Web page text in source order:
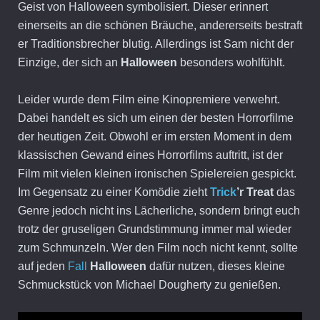
Geist von Halloween symbolisiert. Dieser erinnert
einerseits an die schönen Bräuche, andererseits bestraft
er Traditionsbrecher blutig. Allerdings ist Sam nicht der
Einzige, der sich an Halloween besonders wohlfühlt.
Leider wurde dem Film eine Kinopremiere verwehrt.
Dabei handelt es sich um einen der besten Horrorﬁlme
der heutigen Zeit. Obwohl er im ersten Moment in dem
klassischen Gewand eines Horrorﬁlms auftritt, ist der
Film mit vielen kleinen ironischen Spielereien gespickt.
Im Gegensatz zu einer Komödie ziehtTrick’r Treatdas
Genre jedoch nicht ins Lächerliche, sondern bringt euch
trotz der gruseligen Grundstimmung immer mal wieder
zum Schmunzeln. Wer den Film noch nicht kennt, sollte
auf jeden Fall Halloween dafür nutzen, dieses kleine
Schmuckstück von Michael Dougherty zu genießen.